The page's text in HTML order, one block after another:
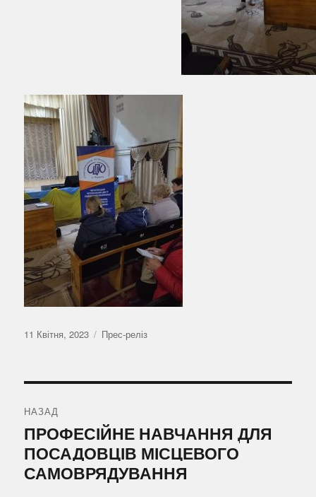
Оприлюднено
11 Квітня, 2023 Категорії
Прес-реліз
записів
НАЗАД
Попередній
запис:
ПРОФЕСІЙНЕ НАВЧАННЯ ДЛЯ
ПОСАДОВЦІВ МІСЦЕВОГО
САМОВРЯДУВАННЯ